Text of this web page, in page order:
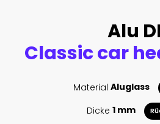
Alu
Material Aluglass
Dicke 1 mm